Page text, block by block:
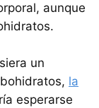
aunque
un
la
esperarse